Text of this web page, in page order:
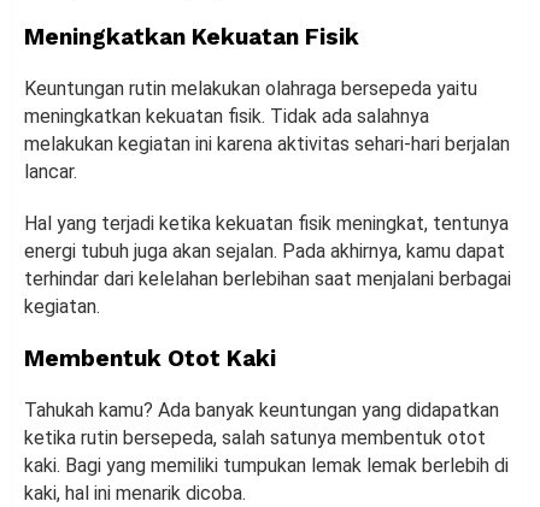
Meningkatkan Kekuatan Fisik
Keuntungan rutin melakukan olahraga bersepeda yaitu
meningkatkan kekuatan fisik. Tidak ada salahnya
melakukan kegiatan ini karena aktivitas sehari-hari berjalan
lancar.
Hal yang terjadi ketika kekuatan fisik meningkat, tentunya
energi tubuh juga akan sejalan. Pada akhirnya, kamu dapat
terhindar dari kelelahan berlebihan saat menjalani berbagai
kegiatan.
Membentuk Otot Kaki
Tahukah kamu? Ada banyak keuntungan yang didapatkan
ketika rutin bersepeda, salah satunya membentuk otot
kaki. Bagi yang memiliki tumpukan lemak lemak berlebih di
kaki, hal ini menarik dicoba.